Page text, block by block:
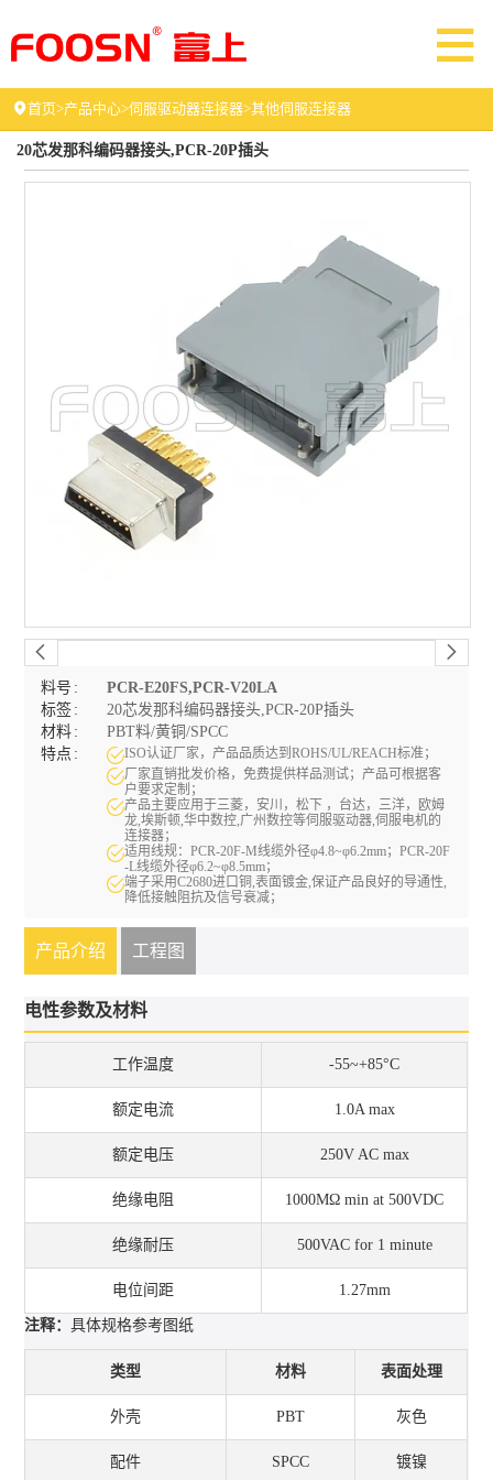
首页>产品中心>伺服驱动器连接器>其他伺服连接器
20芯发那科编码器接头,PCR-20P插头
料号
PCR-E20FS,PCR-V20LA
标签
20芯发那科编码器接头,PCR-20P插头
材料
PBT料/黄铜/SPCC
特点
ISO认证厂家，产品品质达到ROHS/UL/REACH标准；
厂家直销批发价格，免费提供样品测试；产品可根据客
户要求定制；
产品主要应用于三菱，安川，松下 ，台达，三洋，欧姆
龙,埃斯顿,华中数控,广州数控等伺服驱动器,伺服电机的
连接器；
适用线规：PCR-20F-M线缆外径φ4.8~φ6.2mm；PCR-20F
-L线缆外径φ6.2~φ8.5mm；
端子采用C2680进口铜,表面镀金,保证产品良好的导通性,
降低接触阻抗及信号衰减；
产品介绍 工程图
电性参数及材料
工作温度 -55~+85°C
额定电流 1.0A max
额定电压 250V AC max
绝缘电阻 1000MΩ min at 500VDC
绝缘耐压 500VAC for 1 minute
电位间距 1.27mm
注释：具体规格参考图纸
类型 材料 表面处理
外壳 PBT 灰色
配件 SPCC 镀镍